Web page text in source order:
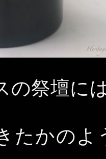
の祭壇に
たかの